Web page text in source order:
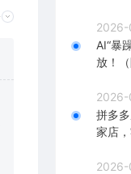
AI“暴
放！
拼多
家店
2026-